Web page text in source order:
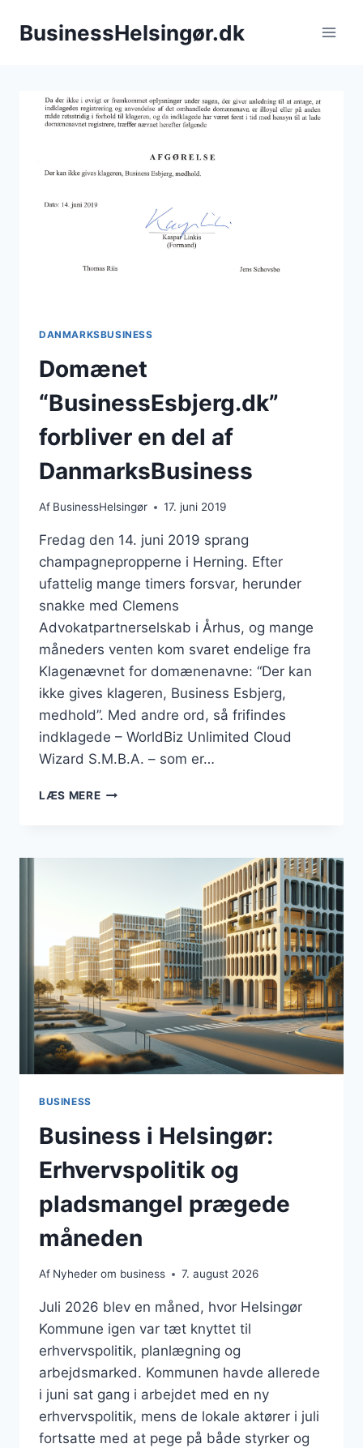
BusinessHelsingør.dk
DANMARKSBUSINESS
Domænet
“BusinessEsbjerg.dk”
forbliver en del af
DanmarksBusiness
Af BusinessHelsingør 17. juni 2019
Fredag den 14. juni 2019 sprang
champagnepropperne i Herning. Efter
ufattelig mange timers forsvar, herunder
snakke med Clemens
Advokatpartnerselskab i Århus, og mange
måneders venten kom svaret endelige fra
Klagenævnet for domænenavne: “Der kan
ikke gives klageren, Business Esbjerg,
medhold”. Med andre ord, så frifindes
indklagede – WorldBiz Unlimited Cloud
Wizard S.M.B.A. – som er…
LÆS MEREDOMÆNET
DEL
DANMARKSBUSINESS
BUSINESS
Business i Helsingør:
Erhvervspolitik og
pladsmangel prægede
måneden
Af Nyheder om business 7. august 2026
Juli 2026 blev en måned, hvor Helsingør
Kommune igen var tæt knyttet til
erhvervspolitik, planlægning og
arbejdsmarked. Kommunen havde allerede
i juni sat gang i arbejdet med en ny
erhvervspolitik, mens de lokale aktører i juli
fortsatte med at pege på både styrker og